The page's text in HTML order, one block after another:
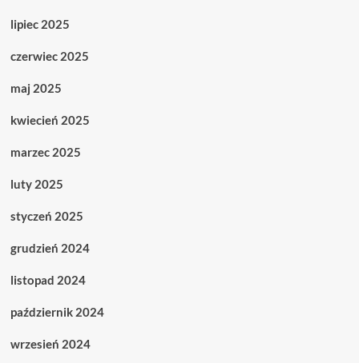
lipiec 2025
czerwiec 2025
maj 2025
kwiecień 2025
marzec 2025
luty 2025
styczeń 2025
grudzień 2024
listopad 2024
październik 2024
wrzesień 2024